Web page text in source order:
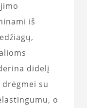
iš
didelį
su
o